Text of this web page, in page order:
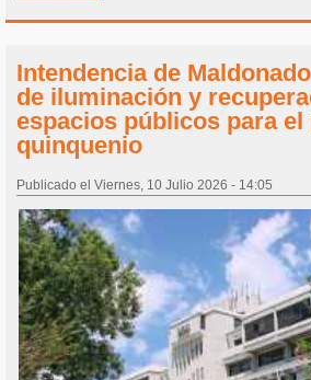
Intendencia de
de iluminación y
espacios públicos para
quinquenio
Publicado el Viernes, 10 Julio 2026 - 14:05